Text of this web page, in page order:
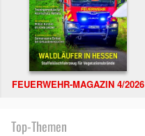
FEUERWEHR-MAGAZIN 4/2026
Top-Themen